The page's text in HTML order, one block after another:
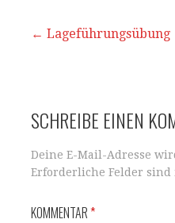
p o
Beitrags-
← Lageführungsübung
SCHREIBE EINEN
Deine E-Mail-Adresse
Erforderliche Felder sind
KOMMENTAR*